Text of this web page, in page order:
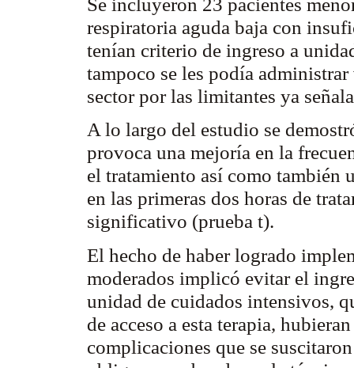
respiratoria aguda baja con
tenían criterio de ingreso a
tampoco se les podía
sector por las limitantes ya
A lo largo del estudio se
provoca una mejoría en la
el tratamiento así como también
en las primeras dos horas de
significativo (prueba t).
El hecho de haber logrado
moderados implicó evitar el
unidad de cuidados intensivos,
de acceso a esta terapia,
complicaciones que se